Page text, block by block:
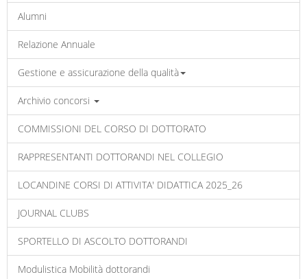
Alumni
Relazione Annuale
Gestione e assicurazione della qualità
Archivio concorsi
COMMISSIONI DEL CORSO DI DOTTORATO
RAPPRESENTANTI DOTTORANDI NEL COLLEGIO
LOCANDINE CORSI DI ATTIVITA' DIDATTICA 2025_26
JOURNAL CLUBS
SPORTELLO DI ASCOLTO DOTTORANDI
Modulistica Mobilità dottorandi